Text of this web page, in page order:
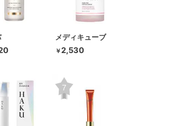
メディキューブ
￥2,530